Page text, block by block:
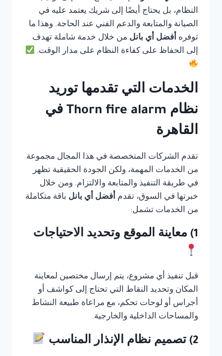
النظام، بل يحتاج أيضًا إلى شريك يعتمد عليه في
الصيانة والمتابعة والدعم الفني عند الحاجة. وهذا ما
توفره أفضل أي بانل من خلال خدمة شاملة تهدف
إلى الحفاظ على كفاءة النظام على مدار الوقت.
الخدمات التي تقدمها توريد
نظام Thorn fire alarm في
القاهرة
تقدم الشركات المتخصصة في هذا المجال مجموعة
من الخدمات المهمة، ولكن الجودة الحقيقية تظهر
في طريقة التنفيذ والمتابعة والالتزام. ومن خلال
خبرتها في السوق، تقدم أفضل أي بانل باقة متكاملة
من الخدمات تشمل:
1) معاينة الموقع وتحديد الاحتياجات
قبل تنفيذ أي مشروع، يتم إرسال مختصين لمعاينة
المكان وتحديد النقاط التي تحتاج إلى كواشف أو
أجراس أو لوحات تحكم، مع مراعاة طبيعة النشاط
والمساحات الداخلية والخارجية.
2) تصميم نظام الإنذار المناسب